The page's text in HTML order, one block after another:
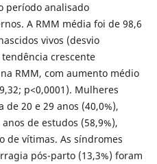
período analisado
A RMM média foi de 98,6
vivos (desvio
crescente
RMM, com aumento médio
p<0,0001). Mulheres
de 20 e 29 anos (40,0%),
de estudos (58,9%),
vítimas. As síndromes
pós-parto (13,3%) foram